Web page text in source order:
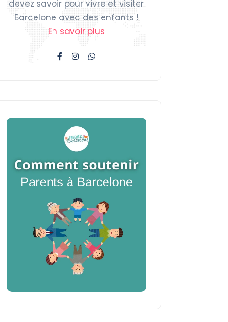
devez savoir pour vivre et visiter
Barcelone avec des enfants !
En savoir plus